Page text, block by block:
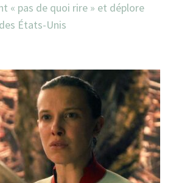
« pas de quoi rire » et déplore
États-Unis